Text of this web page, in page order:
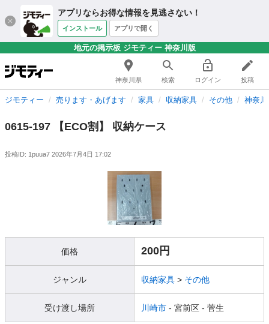
アプリならお得な情報を見逃さない！
インストール アプリで開く
地元の掲示板 ジモティー 神奈川版
神奈川県 検索 ログイン 投稿
ジモティー 売ります・あげます 家具 収納家具 その他 神奈
0615-197 【ECO割】 収納ケース
投稿ID: 1puua7 2026年7月4日 17:02
価格 200円
ジャンル 収納家具 > その他
受け渡し場所 川崎市 - 宮前区 - 菅生